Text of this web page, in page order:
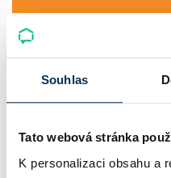
Souhlas
Tato webová stránka
K personalizaci obsahu a
Náklady na
S vlastnictvím bytu souvisí i
je nutné počítat s platbami